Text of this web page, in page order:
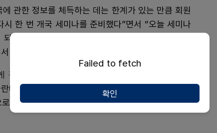
관한 정보를 체득하는 데는 한계가 있는 만큼 회원
한 번 개국 세미나를 준비했다”면서 “오늘 세미나
길 바란다. 시약사회는 회원들의 다양한 정보 요구
준비하겠다”고 전했다.
려를 전했다. 최광훈 회장은 “시약사회가 마련한
”며 “약사회는 병원불법지원금 금지법, 공공심야
도 회원들이 마음 놓고 약국을 개설 운영할 수 있는
Failed to fetch
확인